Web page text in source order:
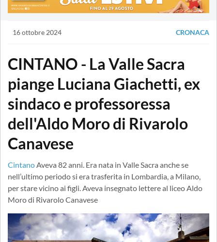
16 ottobre 2024 CRONACA
CINTANO - La Valle Sacra
piange Luciana Giachetti, ex
sindaco e professoressa
dell'Aldo Moro di Rivarolo
Canavese
Cintano Aveva 82 anni. Era nata in Valle Sacra anche se
nell’ultimo periodo si era trasferita in Lombardia, a Milano,
per stare vicino ai figli. Aveva insegnato lettere al liceo Aldo
Moro di Rivarolo Canavese